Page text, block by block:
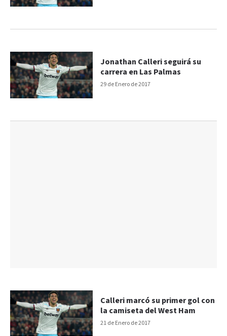
29 de Enero de 2017
Jonathan Calleri seguirá su
carrera en Las Palmas
21 de Enero de 2017
Calleri marcó su primer gol con
la camiseta del West Ham